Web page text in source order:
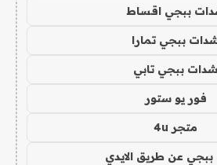
ببجي اقساط
ببجي تمارا
شدات ببجي تابي
فور يو ستور
متجر 4u
عن طريق الايدي